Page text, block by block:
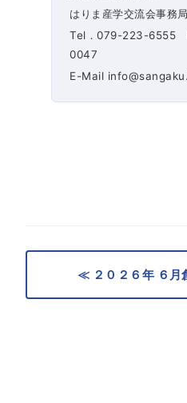
はりま産学交流会事務局
Tel．079-223-6555
0047
E-Mail
≪ ２０２６年 ６月